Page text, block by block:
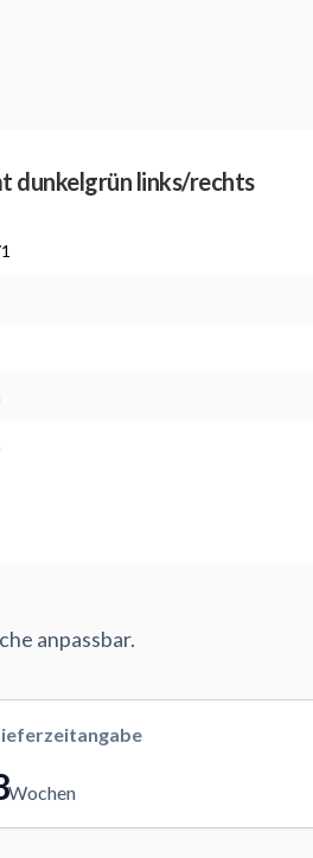
dunkelgrün links/rechts
anpassbar.
Wochen